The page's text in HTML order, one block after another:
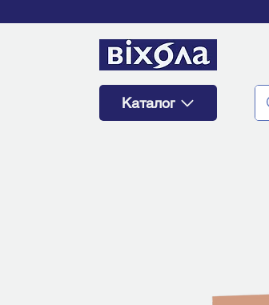
Каталог